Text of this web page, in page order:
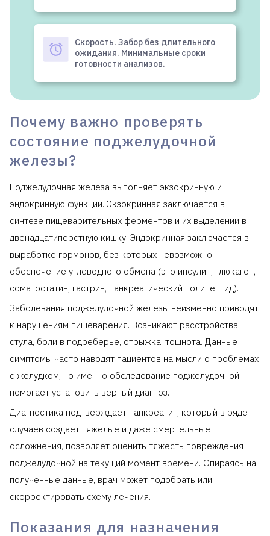
Скорость. Забор без длительного
ожидания. Минимальные сроки
готовности анализов.
Почему важно проверять
состояние поджелудочной
железы?
Поджелудочная железа выполняет экзокринную и
эндокринную функции. Экзокринная заключается в
синтезе пищеварительных ферментов и их выделении в
двенадцатиперстную кишку. Эндокринная заключается в
выработке гормонов, без которых невозможно
обеспечение углеводного обмена (это инсулин, глюкагон,
соматостатин, гастрин, панкреатический полипептид).
Заболевания поджелудочной железы неизменно приводят
к нарушениям пищеварения. Возникают расстройства
стула, боли в подреберье, отрыжка, тошнота. Данные
симптомы часто наводят пациентов на мысли о проблемах
с желудком, но именно обследование поджелудочной
помогает установить верный диагноз.
Диагностика подтверждает панкреатит, который в ряде
случаев создает тяжелые и даже смертельные
осложнения, позволяет оценить тяжесть повреждения
поджелудочной на текущий момент времени. Опираясь на
полученные данные, врач может подобрать или
скорректировать схему лечения.
Показания для назначения